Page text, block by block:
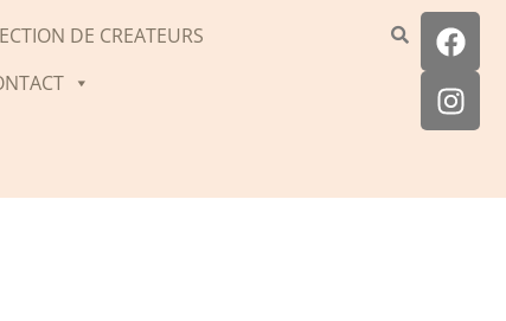
DE CREATEURS
F
a
c
e
b
o
I
n
s
t
a
r